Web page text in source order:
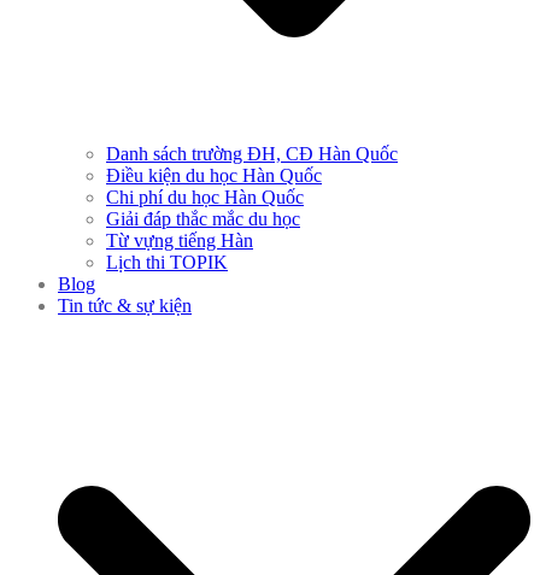
Danh sách trường ĐH, CĐ Hàn Quốc
Điều kiện du học Hàn Quốc
Chi phí du học Hàn Quốc
Giải đáp thắc mắc du học
Từ vựng tiếng Hàn
Lịch thi TOPIK
Blog
Tin tức & sự kiện